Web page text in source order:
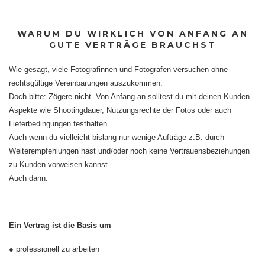
WARUM DU WIRKLICH VON ANFANG AN
GUTE VERTRÄGE BRAUCHST
Wie gesagt, viele Fotografinnen und Fotografen versuchen ohne
rechtsgültige Vereinbarungen auszukommen.
Doch bitte: Zögere nicht. Von Anfang an solltest du mit deinen Kunden
Aspekte wie Shootingdauer, Nutzungsrechte der Fotos oder auch
Lieferbedingungen festhalten.
Auch wenn du vielleicht bislang nur wenige Aufträge z.B. durch
Weiterempfehlungen hast und/oder noch keine Vertrauensbeziehungen
zu Kunden vorweisen kannst.
Auch dann.
Ein Vertrag ist die Basis um
● professionell zu arbeiten